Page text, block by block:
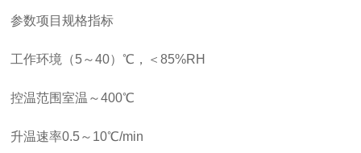
参数项目规格指标
工作环境 （5～40）℃，＜85%RH
控温范围室温～400℃
升温速率0.5～10℃/min